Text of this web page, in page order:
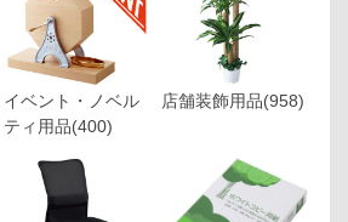
イベント・ノベル
ティ用品(400)
店舗装飾用品(958)